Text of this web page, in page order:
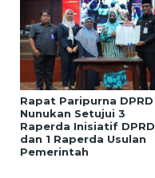
Rapat Paripurna DPRD
Nunukan Setujui 3
Raperda Inisiatif DPRD
dan 1 Raperda Usulan
Pemerintah